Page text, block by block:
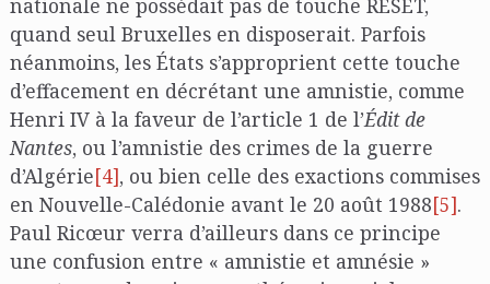
nationale ne possédait pas de touche RESET,
quand seul Bruxelles en disposerait. Parfois
néanmoins, les États s’approprient cette touche
d’effacement en décrétant une amnistie, comme
Henri IV à la faveur de l’article 1 de l’Édit de
Nantes, ou l’amnistie des crimes de la guerre
d’Algérie[4], ou bien celle des exactions commises
en Nouvelle-Calédonie avant le 20 août 1988[5].
Paul Ricœur verra d’ailleurs dans ce principe
une confusion entre « amnistie et amnésie »